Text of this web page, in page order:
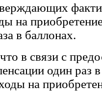
на
в баллонах.
в связи с
один раз
на